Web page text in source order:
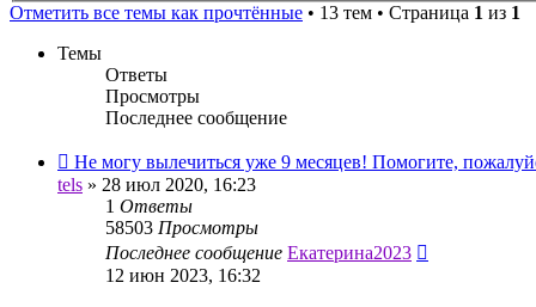
Отметить все темы как прочтённые • 13 тем • Страница 1 из 1
Темы
Ответы
Просмотры
Последнее сообщение
Не могу вылечиться уже 9 месяцев! Помогите,
tels » 28 июл 2020, 16:23
1 Ответы
58503 Просмотры
Последнее сообщение Екатерина2023
12 июн 2023, 16:32